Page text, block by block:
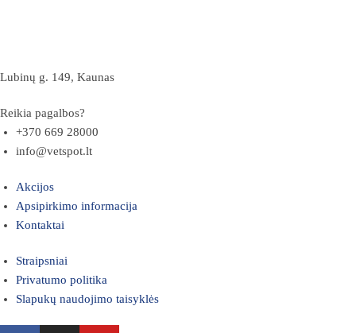
Lubinų g. 149, Kaunas
Reikia pagalbos?
+370 669 28000
info@vetspot.lt
Akcijos
Apsipirkimo informacija
Kontaktai
Straipsniai
Privatumo politika
Slapukų naudojimo taisyklės